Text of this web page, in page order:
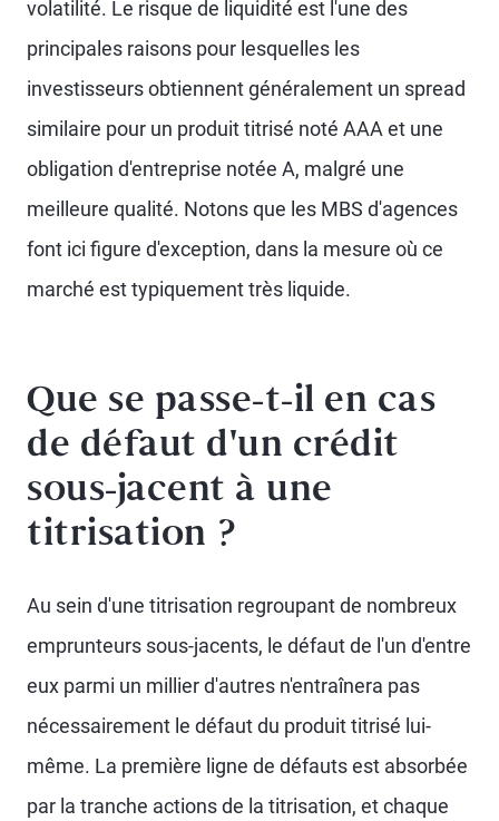
volatilité. Le risque de liquidité est l'une des
principales raisons pour lesquelles les
investisseurs obtiennent généralement un spread
similaire pour un produit titrisé noté AAA et une
obligation d'entreprise notée A, malgré une
meilleure qualité. Notons que les MBS d'agences
font ici figure d'exception, dans la mesure où ce
marché est typiquement très liquide.
Que se passe-t-il en cas
de défaut d'un crédit
sous-jacent à une
titrisation ?
Au sein d'une titrisation regroupant de nombreux
emprunteurs sous-jacents, le défaut de l'un d'entre
eux parmi un millier d'autres n'entraînera pas
nécessairement le défaut du produit titrisé lui-
même. La première ligne de défauts est absorbée
par la tranche actions de la titrisation, et chaque